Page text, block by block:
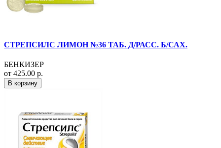
СТРЕПСИЛС ЛИМОН №36 ТАБ. Д/РАСС. Б/САХ.
БЕНКИЗЕР
от 425.00 р.
В корзину